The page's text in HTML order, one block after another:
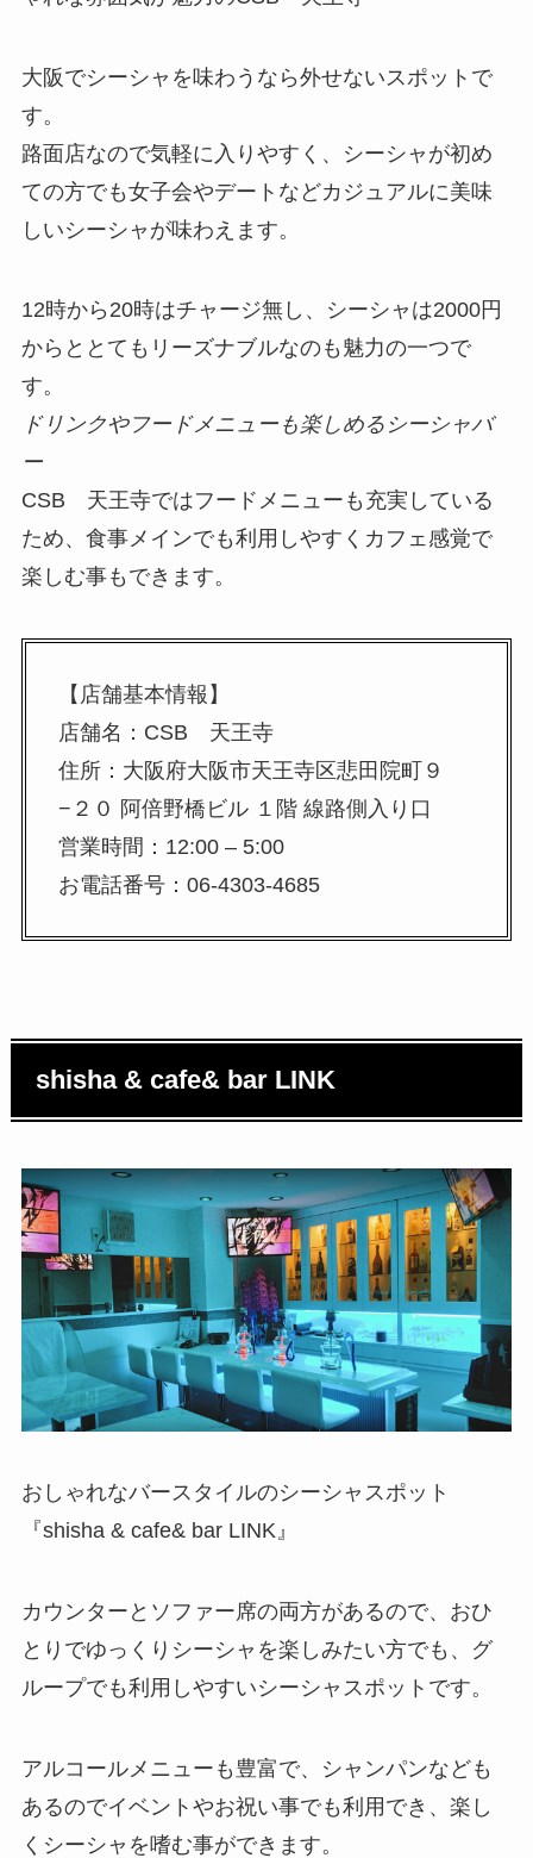
大阪でシーシャを味わうなら外せないスポットで
す。
路面店なので気軽に入りやすく、シーシャが初め
ての方でも女子会やデートなどカジュアルに美味
しいシーシャが味わえます。
12時から20時はチャージ無し、シーシャは2000円
からととてもリーズナブルなのも魅力の一つで
す。
ドリンクやフードメニューも楽しめるシーシャバ
ー
CSB 天王寺ではフードメニューも充実している
ため、食事メインでも利用しやすくカフェ感覚で
楽しむ事もできます。
【店舗基本情報】
店舗名：CSB 天王寺
住所：大阪府大阪市天王寺区悲田院町９
−２０ 阿倍野橋ビル １階 線路側入り口
営業時間：12:00 – 5:00
お電話番号：06-4303-4685
shisha & cafe& bar LINK
おしゃれなバースタイルのシーシャスポット
『shisha & cafe& bar LINK』
カウンターとソファー席の両方があるので、おひ
とりでゆっくりシーシャを楽しみたい方でも、グ
ループでも利用しやすいシーシャスポットです。
アルコールメニューも豊富で、シャンパンなども
あるのでイベントやお祝い事でも利用でき、楽し
くシーシャを嗜む事ができます。